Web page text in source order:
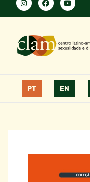
PT EN